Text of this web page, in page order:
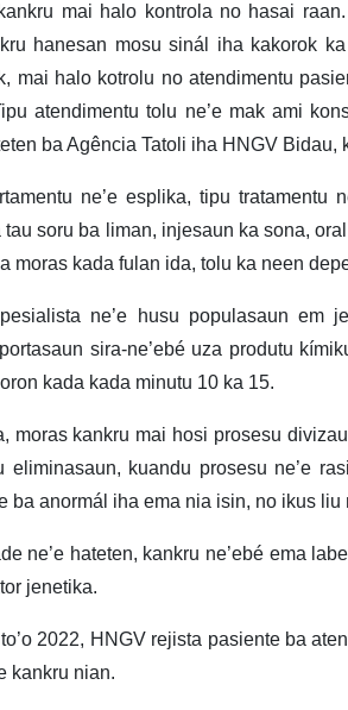
mai halo kontrola no hasai
hanesan mosu sinál iha kakorok
mai halo kotrolu no atendimentu
atendimentu tolu ne’e mak ami
ba Agência Tatoli iha HNGV Bidau,
ne’e esplika, tipu tratamentu
tau soru ba liman, injesaun ka sona,
moras kada fulan ida, tolu ka neen
ne’e husu populasaun em
sira-ne’ebé uza produtu
kada kada minutu 10 ka 15.
moras kankru mai hosi prosesu
eliminasaun, kuandu prosesu ne’e
ba anormál iha ema nia isin, no ikus
ne’e hateten, kankru ne’ebé ema
jenetika.
2022, HNGV rejista pasiente ba
kankru nian.